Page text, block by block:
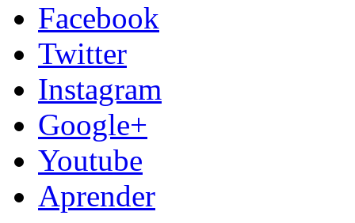
Facebook
Twitter
Instagram
Google+
Youtube
Aprender